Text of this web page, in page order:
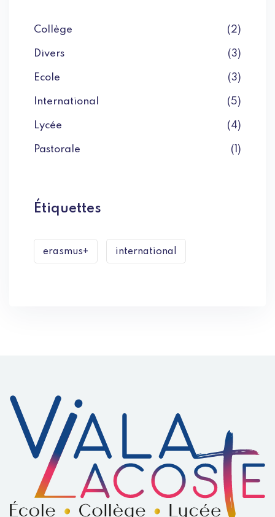
Collège (2)
Divers (3)
Ecole (3)
International (5)
Lycée (4)
Pastorale (1)
Étiquettes
erasmus+ international